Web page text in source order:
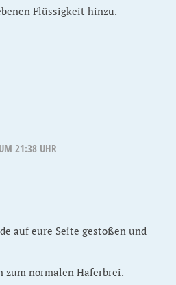
Flüssigkeit hinzu.
21:38 UHR
auf eure Seite gestoßen und
normalen Haferbrei.